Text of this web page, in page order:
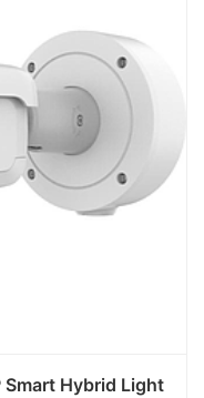
Smart Hybrid Light